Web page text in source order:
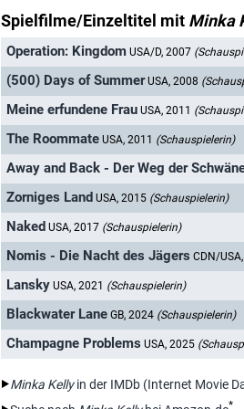
Spielfilme/Einzeltitel mit Minka
Operation: Kingdom USA/D, 2007
(500) Days of Summer USA, 2008
Meine erfundene Frau USA, 2011
The Roommate USA, 2011 (Schauspielerin)
Away and Back - Der Weg der
Zorniges Land USA, 2015 (Schauspielerin)
Naked USA, 2017 (Schauspielerin)
Nomis - Die Nacht des Jägers CDN/
Lansky USA, 2021 (Schauspielerin)
Blackwater Lane GB, 2024 (Schauspielerin)
Champagne Problems USA, 2025
Minka Kellyin der IMDb (Internet Movie
*